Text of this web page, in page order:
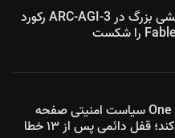
کلاد Opus 5 با جهشی بزرگ در ARC-AGI-3 رکورد
سامسونگ در One UI 9 سیاست امنیتی صفحه
قفل دائمی پس از ۱۳ خطا